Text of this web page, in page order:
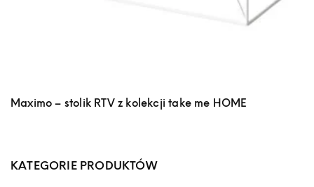
Maximo – stolik RTV z kolekcji take me HOME
KATEGORIE PRODUKTÓW